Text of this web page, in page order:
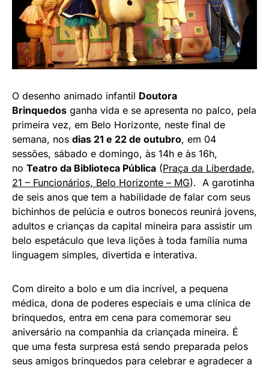
O desenho animado infantil Doutora
Brinquedos ganha vida e se apresenta no palco, pela
primeira vez, em Belo Horizonte, neste final de
semana, nos dias 21 e 22 de outubro, em 04
sessões, sábado e domingo, às 14h e às 16h,
no Teatro da Biblioteca Pública (Praça da Liberdade,
21 – Funcionários, Belo Horizonte – MG). A garotinha
de seis anos que tem a habilidade de falar com seus
bichinhos de pelúcia e outros bonecos reunirá jovens,
adultos e crianças da capital mineira para assistir um
belo espetáculo que leva lições à toda família numa
linguagem simples, divertida e interativa.
Com direito a bolo e um dia incrível, a pequena
médica, dona de poderes especiais e uma clínica de
brinquedos, entra em cena para comemorar seu
aniversário na companhia da criançada mineira. É
que uma festa surpresa está sendo preparada pelos
seus amigos brinquedos para celebrar e agradecer a